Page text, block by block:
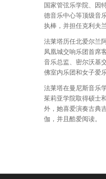
国家管弦乐学院、因
德音乐中心等顶级音
执棒，并担任克利夫
法莱塔历任北爱尔兰
凤凰城交响乐团首席
音乐总监、密尔沃基
佛室内乐团和女子爱
法莱塔在曼尼斯音乐
茱莉亚学院取得硕士
外，她喜爱演奏古典
伽，并且酷爱阅读。